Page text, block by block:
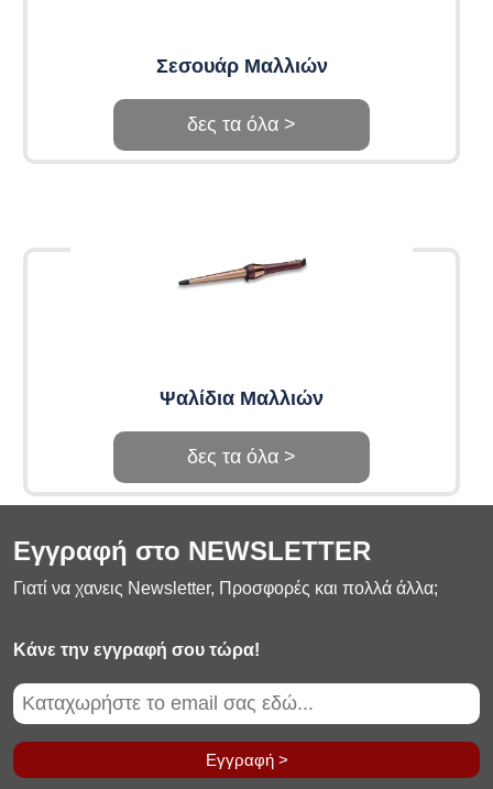
Σεσουάρ Μαλλιών
δες τα όλα >
Ψαλίδια Μαλλιών
δες τα όλα >
Εγγραφή στο NEWSLETTER
Γιατί να χανεις Newsletter, Προσφορές και πολλά άλλα;
Κάνε την εγγραφή σου τώρα!
Εγγραφή >